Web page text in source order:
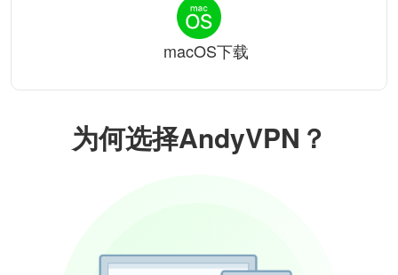
为何选择AndyVPN？
macOS下载